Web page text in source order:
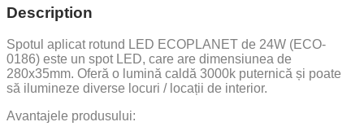
Description
Spotul aplicat rotund LED ECOPLANET de 24W (ECO-
0186) este un spot LED, care are dimensiunea de
280x35mm. Oferă o lumină caldă 3000k puternică și poate
să ilumineze diverse locuri / locații de interior.
Avantajele produsului: